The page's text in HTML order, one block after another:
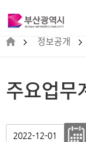
부
산
광
METROPOLITAN
CITY
정보공개
주요업무